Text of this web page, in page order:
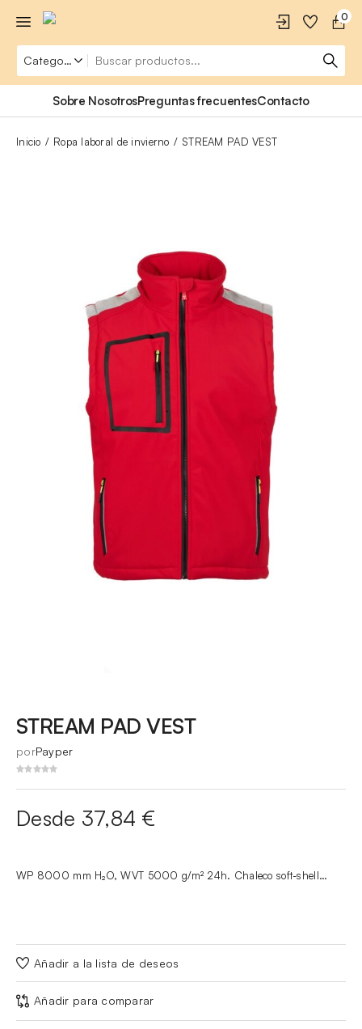
0
Sobre NosotrosPreguntas frecuentesContacto
Inicio Ropa laboral de invierno STREAM PAD VEST
STREAM PAD VEST
porPayper
Desde 37,84 €
WP 8000 mm H₂O, WVT 5000 g/m² 24h. Chaleco soft-shell…
Añadir a la lista de deseos
Añadir para comparar